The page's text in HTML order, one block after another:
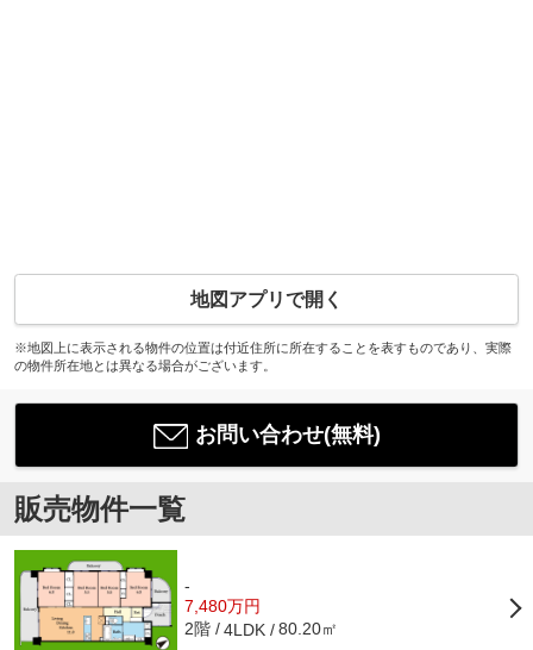
地図アプリで開く
※地図上に表示される物件の位置は付近住所に所在することを表すものであり、実際
の物件所在地とは異なる場合がございます。
お問い合わせ(無料)
販売物件一覧
-
7,480万円
2階 4LDK 80.20㎡